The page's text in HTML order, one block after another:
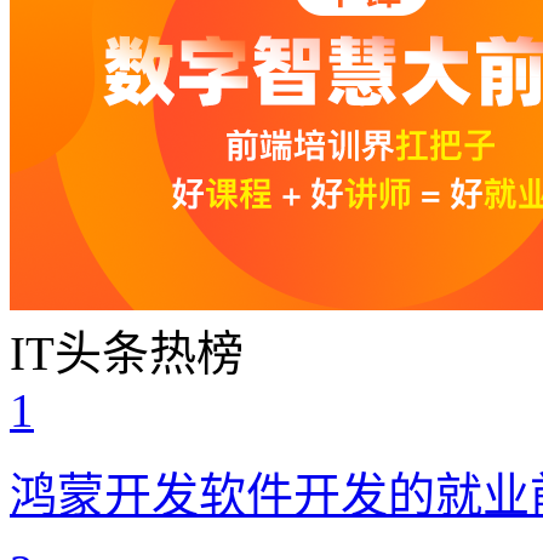
IT头条热榜
1
鸿蒙开发软件开发的就业